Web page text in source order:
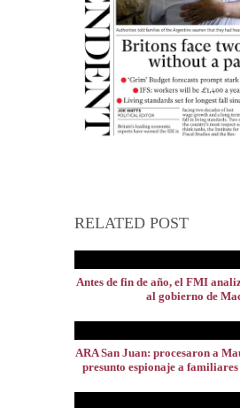
RELATED POST
Antes de fin de año, el FMI
al gobierno de
ARA San Juan: procesaron a
presunto espionaje a